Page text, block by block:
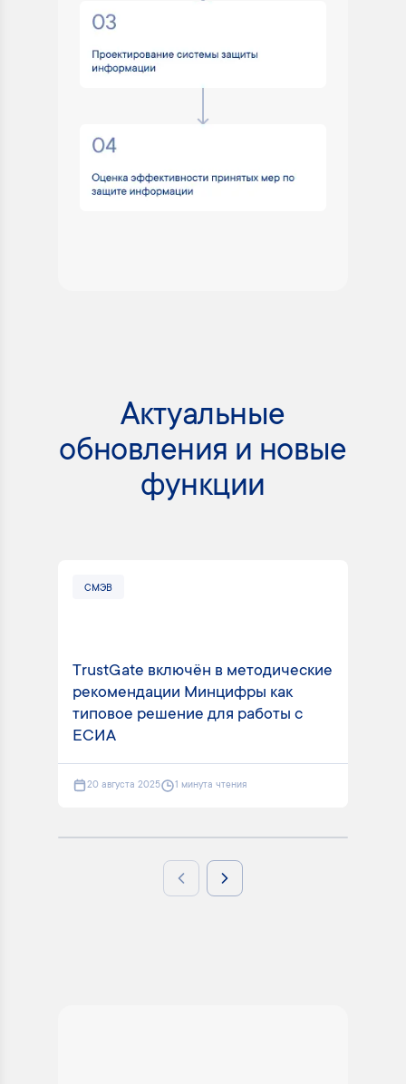
Актуальные
обновления и новые
функции
СМЭВ
TrustGate включён в методические
рекомендации Минцифры как
типовое решение для работы с
ЕСИА
20 августа 2025 1 минута чтения
Previous slideNext slide